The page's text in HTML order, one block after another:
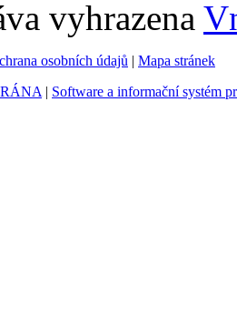
vyhrazena
osobních údajů | Mapa stránek
| Software a informační systém